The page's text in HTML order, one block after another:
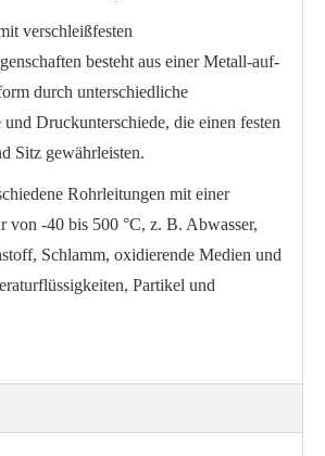
verschleißfesten
besteht aus einer Metall-auf-
durch unterschiedliche
und Druckunterschiede, die einen festen
Sitz gewährleisten.
Rohrleitungen mit einer
von -40 bis 500 °C, z. B. Abwasser,
Schlamm, oxidierende Medien und
Partikel und